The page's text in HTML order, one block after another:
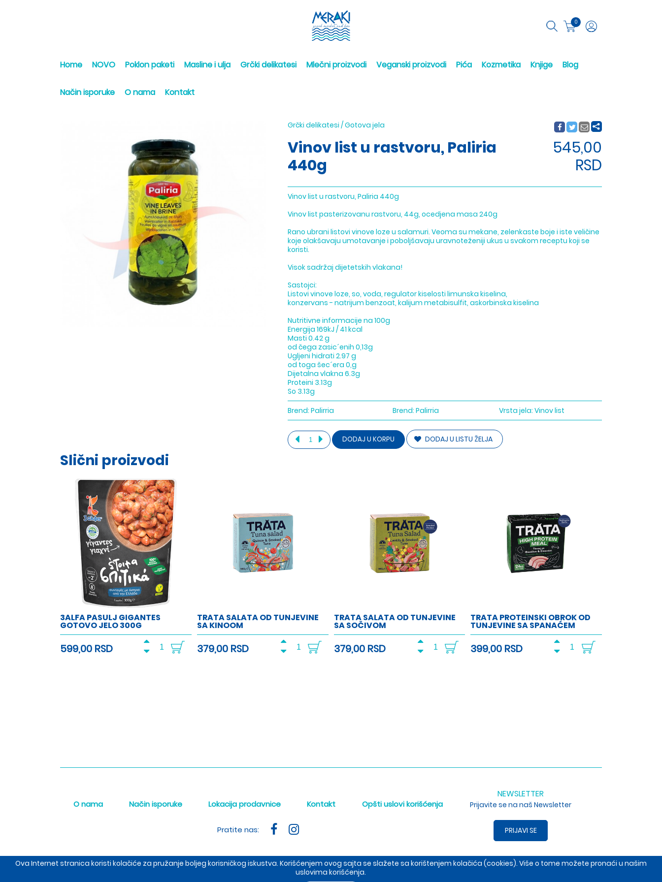
Ova Internet stranica koristi kolačiće za pružanje boljeg korisničkog iskustva. Korišćenjem ovog sajta se slažete sa korištenjem kolačića (cookies). Više o tome možete pronaći u našim
uslovima korišćenja.
0
Home NOVO Poklon paketi Masline i ulja Grčki delikatesi Mlečni proizvodi Veganski proizvodi Pića Kozmetika Knjige Blog
Način isporuke O nama Kontakt
Grčki delikatesi /Gotova jela
Vinov list u rastvoru, Paliria
440g
545,00
RSD
Vinov list u rastvoru, Paliria 440g
Vinov list pasterizovanu rastvoru, 44g, ocedjena masa 240g
Rano ubrani listovi vinove loze u salamuri. Veoma su mekane, zelenkaste boje i iste veličine
koje olakšavaju umotavanje i poboljšavaju uravnoteženiji ukus u svakom receptu koji se
koristi.
Visok sadržaj dijetetskih vlakana!
Sastojci:
Listovi vinove loze, so, voda, regulator kiselosti limunska kiselina,
konzervans - natrijum benzoat, kalijum metabisulfit, askorbinska kiselina
Nutritivne informacije na 100g
Energija 169kJ / 41 kcal
Masti 0.42 g
od čega zasic´enih 0,13g
Ugljeni hidrati 2.97 g
od toga šec´era 0,g
Dijetalna vlakna 6.3g
Proteini 3.13g
So 3.13g
Brend: Palirria Brend: Palirria Vrsta jela: Vinov list
DODAJ U KORPU DODAJ U LISTU ŽELJA
Slični proizvodi
3ALFA PASULJ GIGANTES
GOTOVO JELO 300G
599,00 RSD
TRATA SALATA OD TUNJEVINE
SA KINOOM
379,00 RSD
TRATA SALATA OD TUNJEVINE
SA SOČIVOM
379,00 RSD
TRATA PROTEINSKI OBROK OD
TUNJEVINE SA SPANAĆEM
399,00 RSD
O nama Način isporuke Lokacija prodavnice Kontakt Opšti uslovi korišćenja
Pratite nas:
NEWSLETTER
Prijavite se na naš Newsletter
PRIJAVI SE